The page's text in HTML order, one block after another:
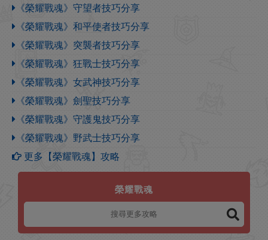
《榮耀戰魂》守望者技巧分享
《榮耀戰魂》和平使者技巧分享
《榮耀戰魂》突襲者技巧分享
《榮耀戰魂》狂戰士技巧分享
《榮耀戰魂》女武神技巧分享
《榮耀戰魂》劍聖技巧分享
《榮耀戰魂》守護鬼技巧分享
《榮耀戰魂》野武士技巧分享
更多【榮耀戰魂】攻略
榮耀戰魂